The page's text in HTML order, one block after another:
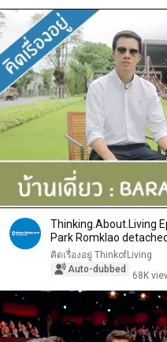
Thinking.About.Living
Park Romklao
คิดเรื่องอยู่ ThinkofLiving
Auto-dubbed
68K